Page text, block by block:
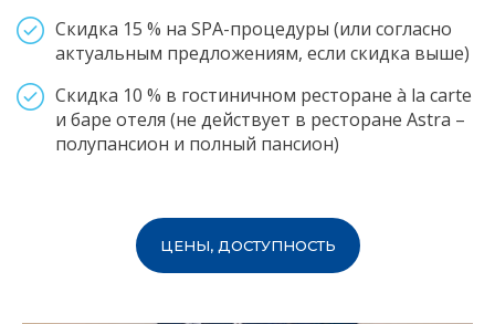
Скидка 15 % на SPA-процедуры (или согласно
актуальным предложениям, если скидка выше)
Скидка 10 % в гостиничном ресторане à la carte
и баре отеля (не действует в ресторане Astra –
полупансион и полный пансион)
ЦЕНЫ, ДОСТУПНОСТЬ